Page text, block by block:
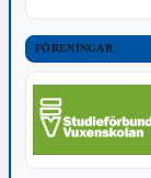
FÖRENINGAR